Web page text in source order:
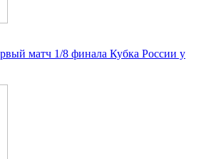
матч 1/8 финала Кубка России у